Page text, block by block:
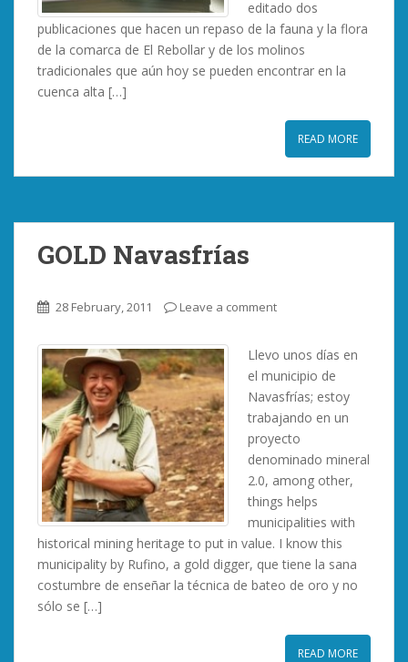
editado dos
publicaciones que hacen un repaso de la fauna y la flora
de la comarca de El Rebollar y de los molinos
tradicionales que aún hoy se pueden encontrar en la
cuenca alta […]
READ MORE
GOLD Navasfrías
28 February, 2011 Leave a comment
Llevo unos días en
el municipio de
Navasfrías; estoy
trabajando en un
proyecto
denominado mineral
2.0, among other,
things helps
municipalities with
historical mining heritage to put in value. I know this
municipality by Rufino, a gold digger, que tiene la sana
costumbre de enseñar la técnica de bateo de oro y no
sólo se […]
READ MORE